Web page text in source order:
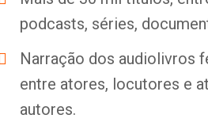
podcasts, séries,
Narração dos audiolivros
entre atores, locutores e
autores.